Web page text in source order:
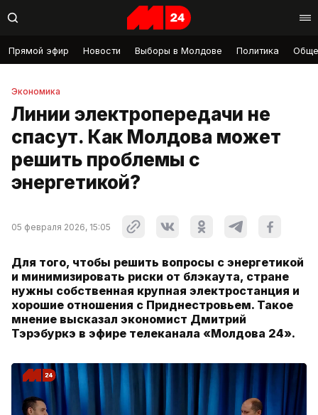
Прямой эфир Новости Выборы в Молдове Политика
Экономика
Линии электропередачи не
спасут. Как Молдова может
решить проблемы с
энергетикой?
05 февраля 2026, 15:05
Для того, чтобы решить вопросы с энергетикой
и минимизировать риски от блэкаута, стране
нужны собственная крупная электростанция и
хорошие отношения с Приднестровьем. Такое
мнение высказал экономист Дмитрий
Тэрэбуркэ в эфире телеканала «Молдова 24».